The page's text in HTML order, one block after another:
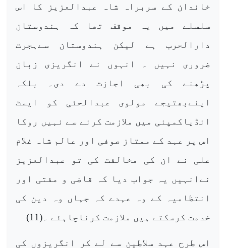
خاندان کے سربراہ شاہ عبدالعزیز کا اس
سلسلے میں یہ موقف تھا کہ ہندوستان
دارالحرب ہے لیکن ہندوستان سےہجرت
ضروری نہیں ۔ انہوں نے انگریزی زبان
پڑھنے کی بھی اجازت دے دی۔ بلکہ
اپنےبھتیجے مولوی عبدالحئی کو ایسٹ
انڈیاکمپنی میں ملازمت کرنے سے نہیں روکا
اس پر عہد کے ممتاز صوفی اور عالم شاہ غلام
علی نے ان کی مخالفت کی تو عبدالعزیز
نےانہیں یہ جواب دیا کہ قاضی و مفتی اور
انتظامیہ کے وہ عہدے کہ جہاں وہ دین کی
خدمت کرسکتے ہیں ملازمت کرناچاہئے ۔(11)
اس طرح عہد سلاطین سے لے کر انگریزوں کی